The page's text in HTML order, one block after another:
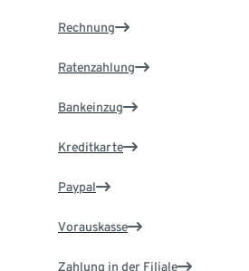
Rechnung
Ratenzahlung
Bankeinzug
Kreditkarte
Paypal
Vorauskasse
Zahlung in der Filiale